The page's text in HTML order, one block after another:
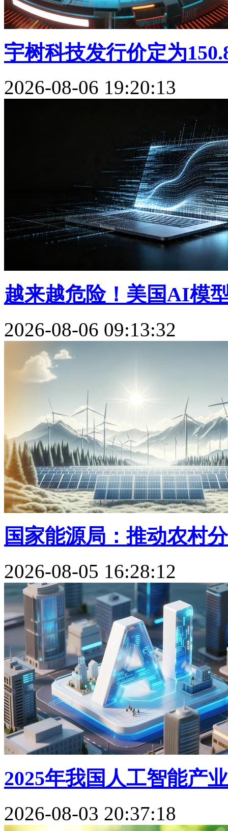
宇树科技发行价定为
2026-08-06 19:20:13
越来越危险！美国AI模
2026-08-06 09:13:32
国家能源局：推动农村
2026-08-05 16:28:12
2025年我国人工智能产
2026-08-03 20:37:18